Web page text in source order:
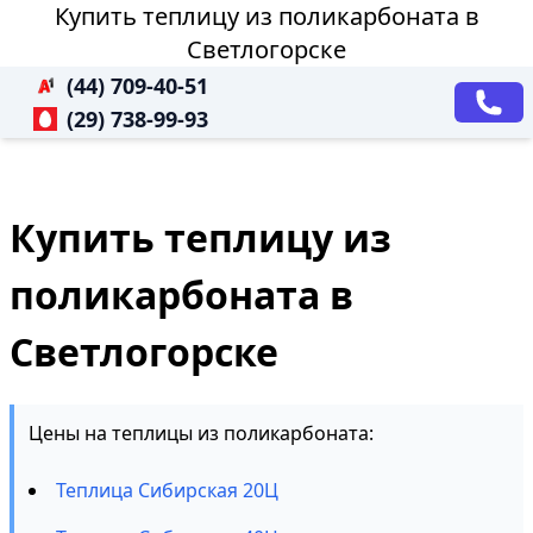
Купить теплицу из поликарбоната в
Светлогорске
(44) 709-40-51
(29) 738-99-93
Купить теплицу из
поликарбоната в
Светлогорске
Цены на теплицы из поликарбоната:
Теплица Сибирская 20Ц